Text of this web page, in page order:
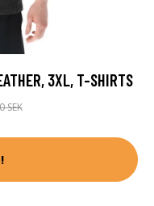
3XL, T-SHIRTS
SEK